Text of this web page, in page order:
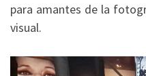
para amantes de la
visual.